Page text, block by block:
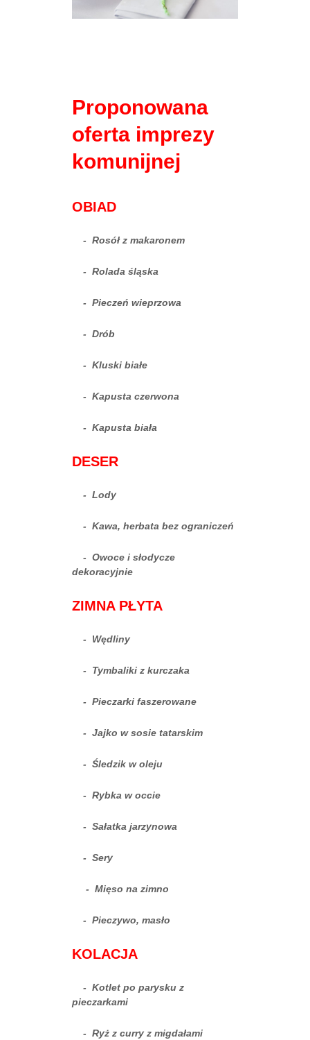
Proponowana
oferta imprezy
komunijnej
OBIAD
- Rosół z makaronem
- Rolada śląska
- Pieczeń wieprzowa
- Drób
- Kluski białe
- Kapusta czerwona
- Kapusta biała
DESER
- Lody
- Kawa, herbata bez ograniczeń
- Owoce i słodycze
dekoracyjnie
ZIMNA PŁYTA
- Wędliny
- Tymbaliki z kurczaka
- Pieczarki faszerowane
- Jajko w sosie tatarskim
- Śledzik w oleju
- Rybka w occie
- Sałatka jarzynowa
- Sery
- Mięso na zimno
- Pieczywo, masło
KOLACJA
- Kotlet po parysku z
pieczarkami
- Ryż z curry z migdałami